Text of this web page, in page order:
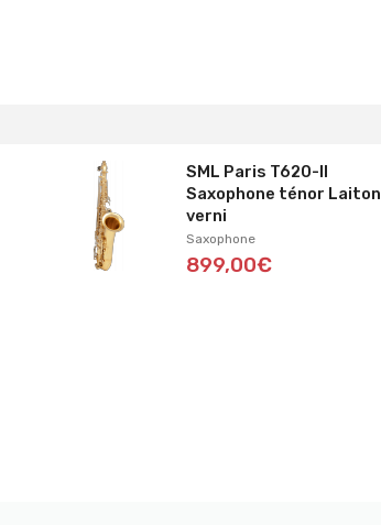
SML Paris T620-II
Saxophone ténor Laiton
verni
Saxophone
899,00€